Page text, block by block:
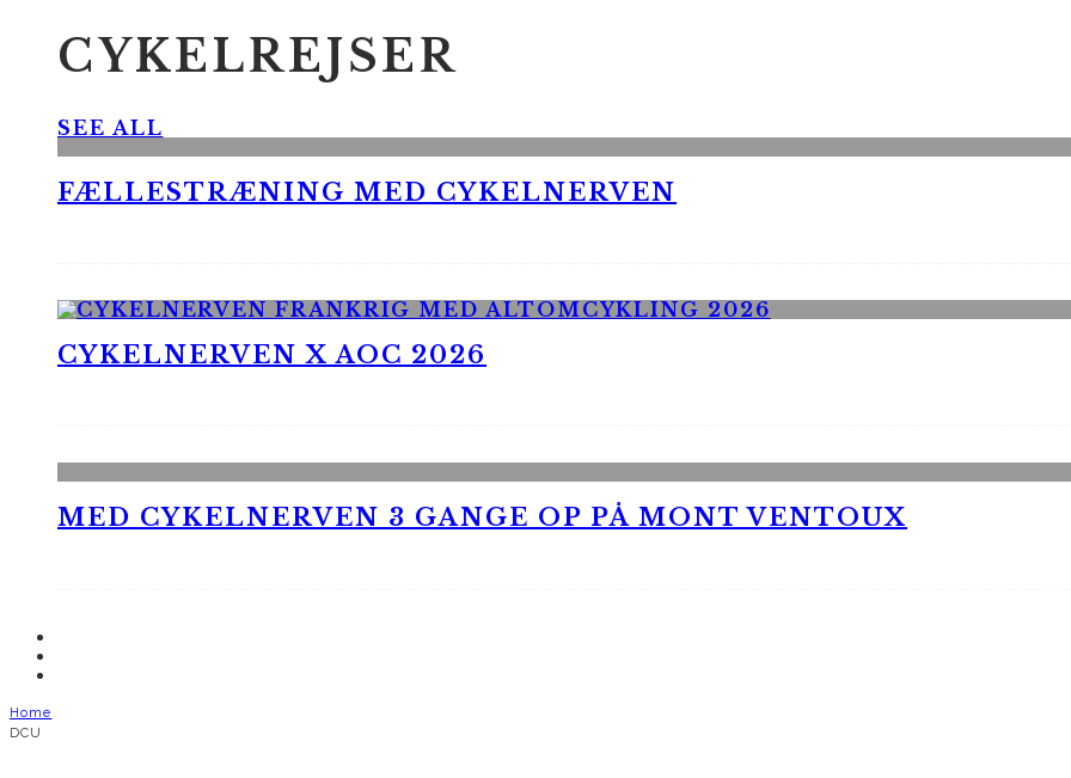
CYKELREJSER
SEE ALL
FÆLLESTRÆNING MED CYKELNERVEN
CYKELNERVEN X AOC 2026
MED CYKELNERVEN 3 GANGE OP PÅ MONT VENTOUX
Home
DCU